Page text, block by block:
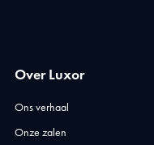
Over Luxor
Ons verhaal
Onze zalen